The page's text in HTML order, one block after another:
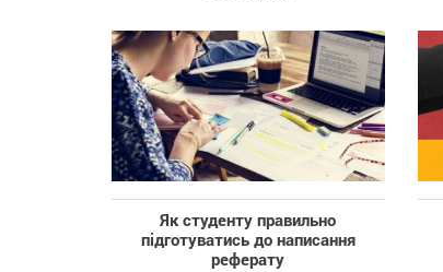
Як студенту правильно
підготуватись до написання
реферату